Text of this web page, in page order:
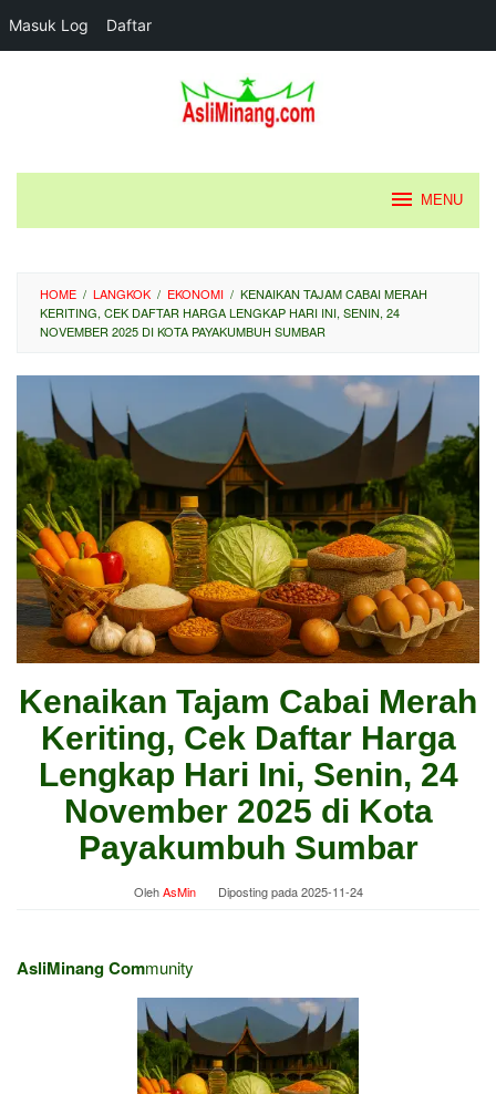
Masuk Log Daftar
MENU
HOME / LANGKOK / EKONOMI / KENAIKAN TAJAM CABAI MERAH
KERITING, CEK DAFTAR HARGA LENGKAP HARI INI, SENIN, 24
NOVEMBER 2025 DI KOTA PAYAKUMBUH SUMBAR
Kenaikan Tajam Cabai Merah
Keriting, Cek Daftar Harga
Lengkap Hari Ini, Senin, 24
November 2025 di Kota
Payakumbuh Sumbar
OlehAsMin Diposting pada2025-11-24
AsliMinang Community